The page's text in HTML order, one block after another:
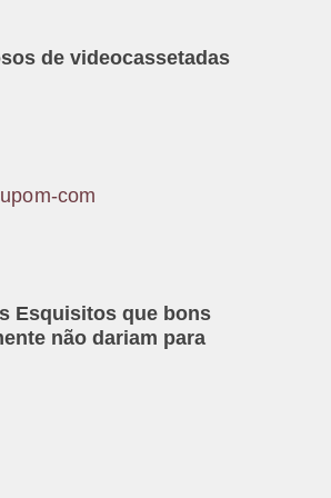
de videocassetadas
Esquisitos que bons
não dariam para